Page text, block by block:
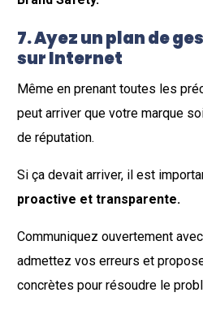
7. Ayez un plan de
sur Internet
Même en prenant toutes les
peut arriver que votre marque
de réputation.
Si ça devait arriver, il est
proactive et transparente.
Communiquez ouvertement
admettez vos erreurs et
concrètes pour résoudre le